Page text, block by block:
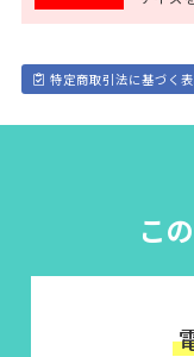
特定商取引法に基づく
こ